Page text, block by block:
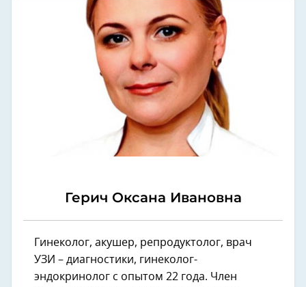
Герич Оксана Ивановна
Гинеколог, акушер, репродуктолог, врач
УЗИ – диагностики, гинеколог-
эндокринолог с опытом 22 года. Член